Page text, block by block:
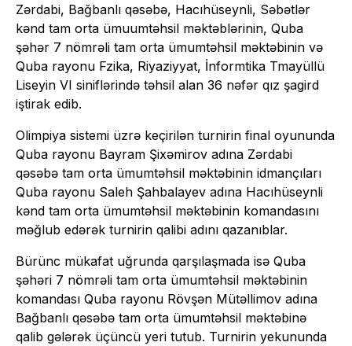
Zərdabi, Bağbanlı qəsəbə, Hacıhüseynli, Səbətlər
kənd tam orta ümuumtəhsil məktəblərinin, Quba
şəhər 7 nömrəli tam orta ümumtəhsil məktəbinin və
Quba rayonu Fzika, Riyaziyyat, İnformtika Tmayüllü
Liseyin VI siniflərində təhsil alan 36 nəfər qız şagird
iştirak edib.
Olimpiya sistemi üzrə keçirilən turnirin final oyununda
Quba rayonu Bayram Şixəmirov adına Zərdabi
qəsəbə tam orta ümumtəhsil məktəbinin idmançıları
Quba rayonu Saleh Şahbalayev adına Hacıhüseynli
kənd tam orta ümumtəhsil məktəbinin komandasını
məğlub edərək turnirin qalibi adını qazanıblar.
Bürünc mükafat uğrunda qarşılaşmada isə Quba
şəhəri 7 nömrəli tam orta ümumtəhsil məktəbinin
komandası Quba rayonu Rövşən Mütəllimov adına
Bağbanlı qəsəbə tam orta ümumtəhsil məktəbinə
qalib gələrək üçüncü yeri tutub. Turnirin yekununda